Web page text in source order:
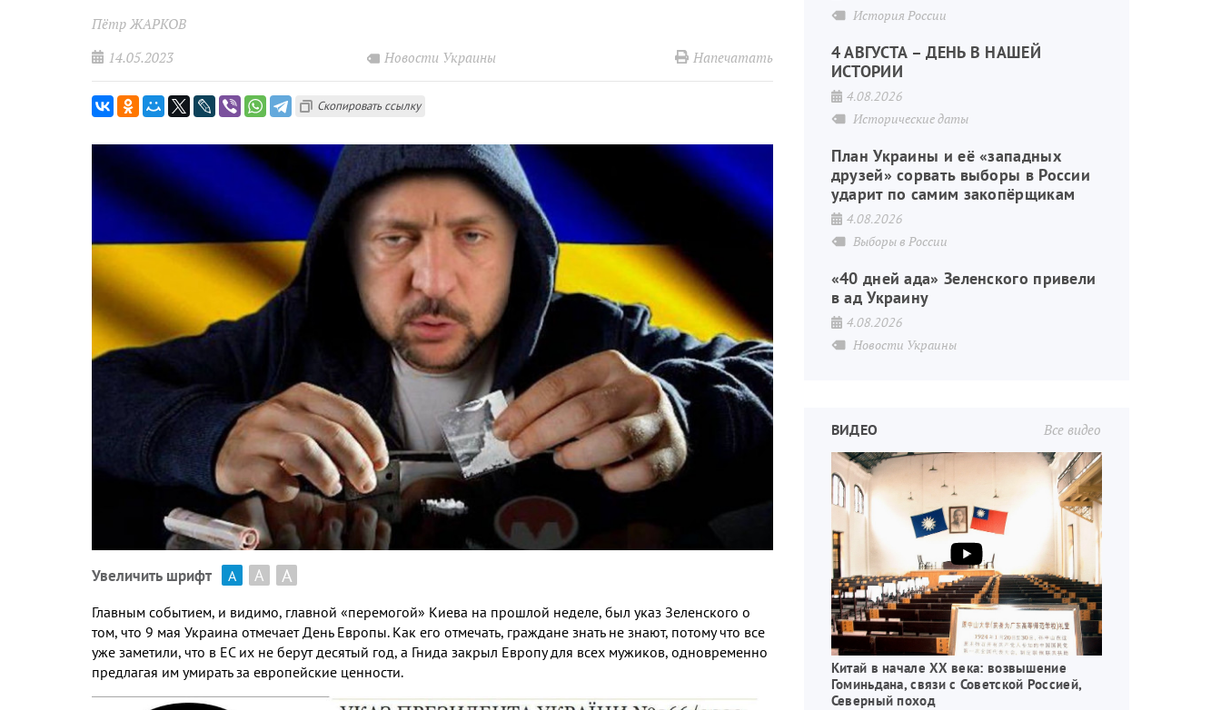
Пётр ЖАРКОВ
14.05.2023
Новости Украины Напечатать
Скопировать ссылку
Увеличить шрифт А А А
Главным событием, и видимо, главной «перемогой» Киева на прошлой неделе, был указ Зеленского о
том, что 9 мая Украина отмечает День Европы. Как его отмечать, граждане знать не знают, потому что все
уже заметили, что в ЕС их не берут десятый год, а Гнида закрыл Европу для всех мужиков, одновременно
предлагая им умирать за европейские ценности.
История России
4 АВГУСТА – ДЕНЬ В НАШЕЙ
ИСТОРИИ
4.08.2026
Исторические даты
План Украины и её «западных
друзей» сорвать выборы в России
ударит по самим закопёрщикам
4.08.2026
Выборы в России
«40 дней ада» Зеленского привели
в ад Украину
4.08.2026
Новости Украины
Все видео
ВИДЕО
Китай в начале XX века: возвышение
Гоминьдана, связи с Советской Россией,
Северный поход